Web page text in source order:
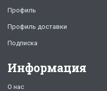
Профиль
Профиль доставки
Подписка
Информация
О нас